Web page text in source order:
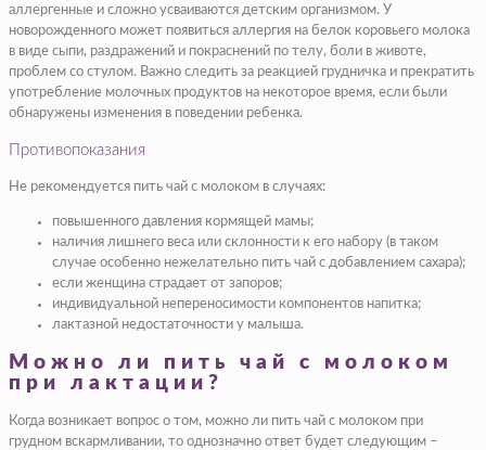
аллергенные и сложно усваиваются детским организмом. У
новорожденного может появиться аллергия на белок коровьего молока
в виде сыпи, раздражений и покраснений по телу, боли в животе,
проблем со стулом. Важно следить за реакцией грудничка и прекратить
употребление молочных продуктов на некоторое время, если были
обнаружены изменения в поведении ребенка.
Противопоказания
Не рекомендуется пить чай с молоком в случаях:
повышенного давления кормящей мамы;
наличия лишнего веса или склонности к его набору (в таком
случае особенно нежелательно пить чай с добавлением сахара);
если женщина страдает от запоров;
индивидуальной непереносимости компонентов напитка;
лактазной недостаточности у малыша.
Можно ли пить чай с молоком
при лактации?
Когда возникает вопрос о том, можно ли пить чай с молоком при
грудном вскармливании, то однозначно ответ будет следующим –